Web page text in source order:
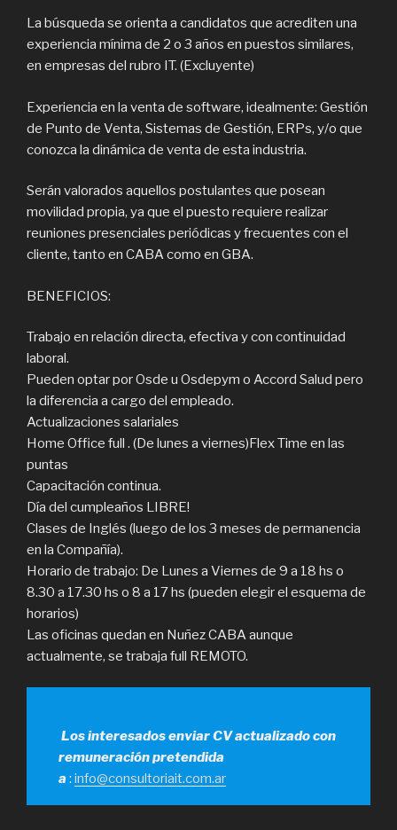
La búsqueda se orienta a candidatos que acrediten una
experiencia mínima de 2 o 3 años en puestos similares,
en empresas del rubro IT. (Excluyente)
Experiencia en la venta de software, idealmente: Gestión
de Punto de Venta, Sistemas de Gestión, ERPs, y/o que
conozca la dinámica de venta de esta industria.
Serán valorados aquellos postulantes que posean
movilidad propia, ya que el puesto requiere realizar
reuniones presenciales periódicas y frecuentes con el
cliente, tanto en CABA como en GBA.
BENEFICIOS:
Trabajo en relación directa, efectiva y con continuidad
laboral.
Pueden optar por Osde u Osdepym o Accord Salud pero
la diferencia a cargo del empleado.
Actualizaciones salariales
Home Office full . (De lunes a viernes)Flex Time en las
puntas
Capacitación continua.
Día del cumpleaños LIBRE!
Clases de Inglés (luego de los 3 meses de permanencia
en la Compañía).
Horario de trabajo: De Lunes a Viernes de 9 a 18 hs o
8.30 a 17.30 hs o 8 a 17 hs (pueden elegir el esquema de
horarios)
Las oficinas quedan en Nuñez CABA aunque
actualmente, se trabaja full REMOTO.
Los interesados enviar CV actualizado con
remuneración pretendida
a: info@consultoriait.com.ar